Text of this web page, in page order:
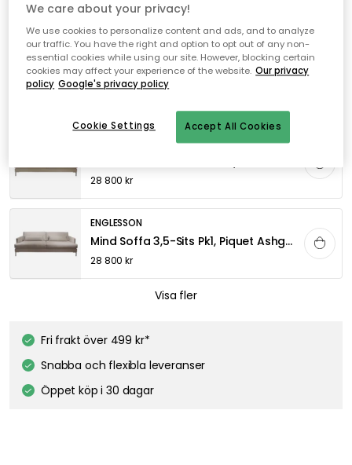
Lägg i varukorgen
Leveranstid: 6-8 veckor
28 800 kr
ENGLESSON
Mind Soffa 3,5-Sits Pk1, Piquet Ashgrey 40
28 800 kr
ENGLESSON
Mind Divan Pk1, Image Graphite 66
Visa fler
Fri frakt över 499 kr*
Snabba och flexibla leveranser
Öppet köp i 30 dagar
We care about your privacy!
We use cookies to personalize content and ads, and to analyze
our traffic. You have the right and option to opt out of any non-
essential cookies while using our site. However, blocking certain
cookies may affect your experience of the website. Our privacy
policy Google's privacy policy
Accept All Cookies
Cookie Settings